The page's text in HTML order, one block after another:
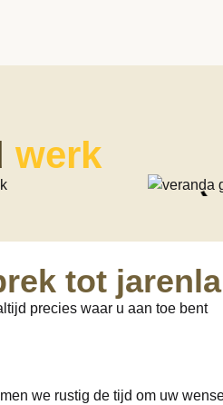
werk
tot
precies waar u aan toe bent
we rustig de tijd om uw